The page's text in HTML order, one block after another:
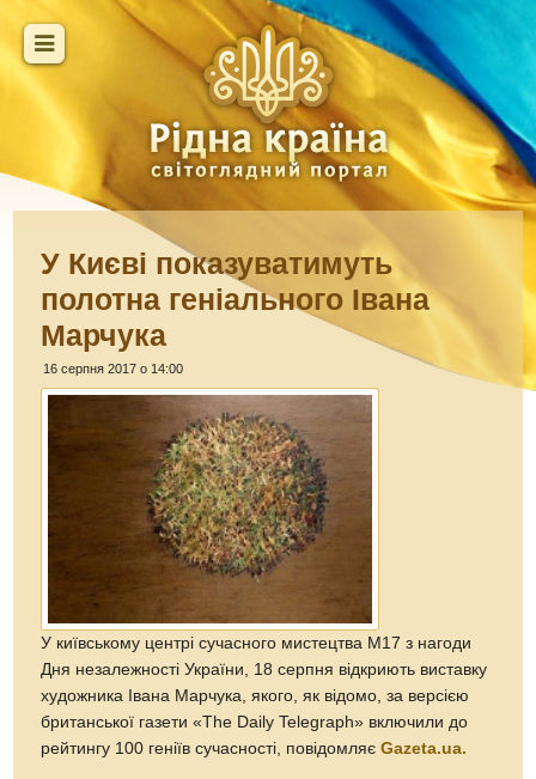
У Києві показуватимуть
полотна геніального Івана
Марчука
16 серпня 2017 о 14:00
У київському центрі сучасного мистецтва M17 з нагоди
Дня незалежності України, 18 серпня відкриють виставку
художника Івана Марчука, якого, як відомо, за версією
британської газети «The Daily Telegraph» включили до
рейтингу 100 геніїв сучасності, повідомляєGazeta.ua.